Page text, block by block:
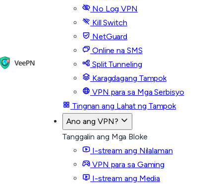
No Log VPN
Kill Switch
NetGuard
Online na SMS
Split Tunneling
Karagdagang Tampok
VPN para sa Mga Serbisyo
Tingnan ang Lahat ng Tampok
Ano ang VPN?
Tanggalin ang Mga Bloke
I-stream ang Nilalaman
VPN para sa Gaming
I-stream ang Media